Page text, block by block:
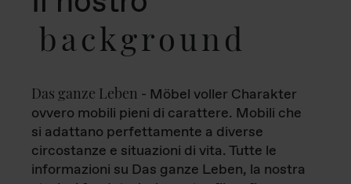
background
Das ganze Leben - Möbel voller Charakter
ovvero mobili pieni di carattere. Mobili che
si adattano perfettamente a diverse
circostanze e situazioni di vita. Tutte le
informazioni su Das ganze Leben, la nostra